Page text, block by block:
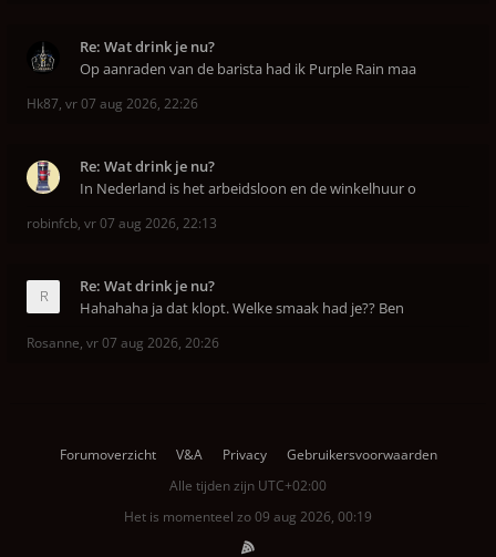
Re: Wat drink je nu?
Op aanraden van de barista had ik Purple Rain maa
Hk87, vr 07 aug 2026, 22:26
Re: Wat drink je nu?
In Nederland is het arbeidsloon en de winkelhuur o
robinfcb, vr 07 aug 2026, 22:13
Re: Wat drink je nu?
Hahahaha ja dat klopt. Welke smaak had je?? Ben
Rosanne, vr 07 aug 2026, 20:26
Forumoverzicht V&A Privacy
Gebruikersvoorwaarden
Alle tijden zijn UTC+02:00
Het is momenteel zo 09 aug 2026, 00:19